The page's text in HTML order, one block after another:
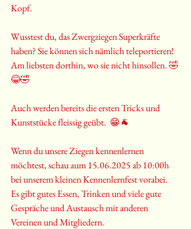
Kopf.
Wusstest du, das Zwergziegen Superkräfte
haben? Sie können sich nämlich teleportieren!
Am liebsten dorthin, wo sie nicht hinsollen. 🤣
😂🤣
Auch werden bereits die ersten Tricks und
Kunststücke fleissig geübt.  😁🐐
Wenn du unsere Ziegen kennenlernen
möchtest, schau aum 15.06.2025 ab 10:00h
bei unserem kleinen Kennenlernfest vorabei.
Es gibt gutes Essen, Trinken und viele gute
Gespräche und Austausch mit anderen
Vereinen und Mitgliedern.